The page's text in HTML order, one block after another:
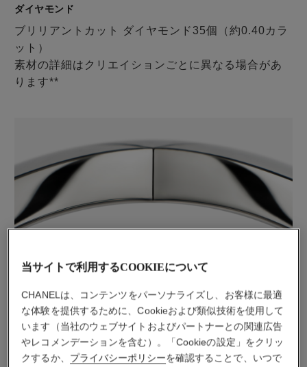
ダイヤモンド
ブリリアントカット ダイヤモンド35個（約0.40カラ
ット）
素材の詳細はクリエイションごとに異なる場合があ
ります**
18Kホワイトゴールド
こちらもご覧ください
当サイトで利用するCOOKIEについて
CHANELは、コンテンツをパーソナライズし、お客様に最適
な体験を提供するために、Cookieおよび類似技術を使用して
います（当社のウェブサイトおよびパートナーとの関連広告
やレコメンデーションを含む）。「Cookieの設定」をクリッ
クするか、 プライバシーポリシーを確認することで、いつで